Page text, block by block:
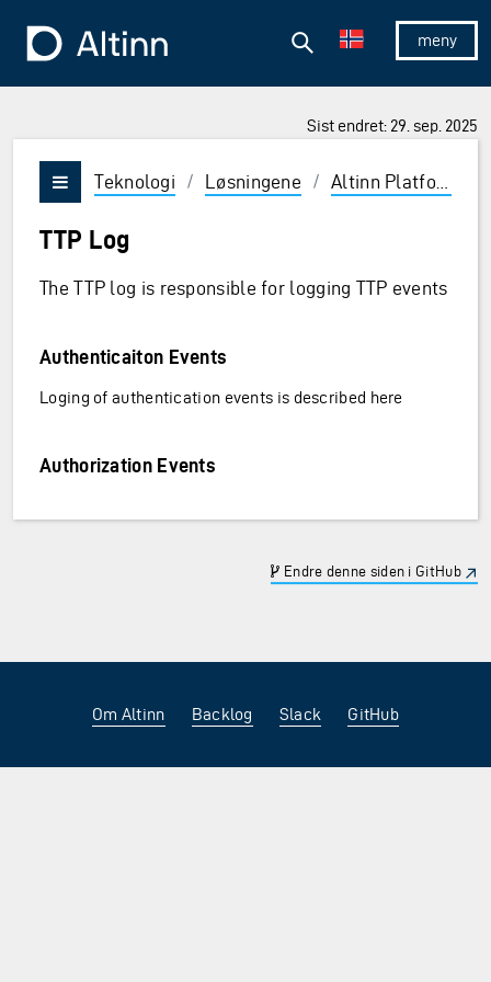
Vis/skjul
Søk
Sist endret: 29. sep. 2025
Vis/skjul meny
Teknologi / Løsningene / Altinn Platform
TTP Log
The TTP log is responsible for logging TTP events
Authenticaiton Events
Loging of authentication events is described here
Authorization Events
Endre denne siden i GitHub
Om Altinn Backlog Slack GitHub